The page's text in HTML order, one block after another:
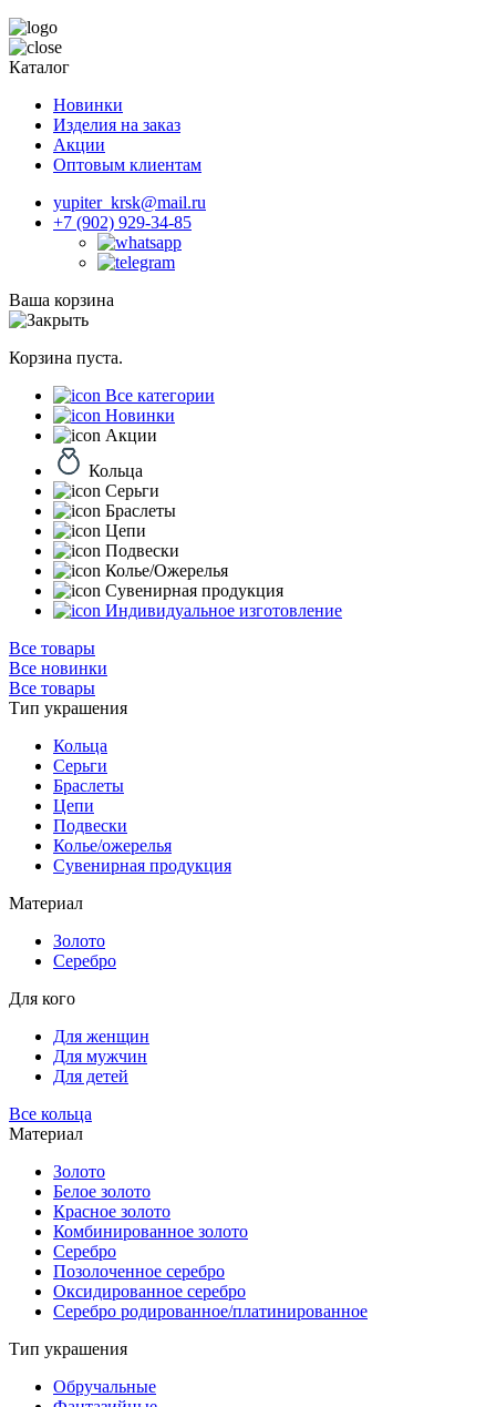
Каталог
Новинки
Изделия на заказ
Акции
Оптовым клиентам
yupiter_krsk@mail.ru
+7 (902) 929-34-85
Ваша корзина
Корзина пуста.
Все категории
Новинки
Акции
Кольца
Серьги
Браслеты
Цепи
Подвески
Колье/Ожерелья
Сувенирная продукция
Индивидуальное изготовление
Все товары
Все новинки
Все товары
Тип украшения
Кольца
Серьги
Браслеты
Цепи
Подвески
Колье/ожерелья
Сувенирная продукция
Материал
Золото
Серебро
Для кого
Для женщин
Для мужчин
Для детей
Все кольца
Материал
Золото
Белое золото
Красное золото
Комбинированное золото
Серебро
Позолоченное серебро
Оксидированное серебро
Серебро родированное/платинированное
Тип украшения
Обручальные